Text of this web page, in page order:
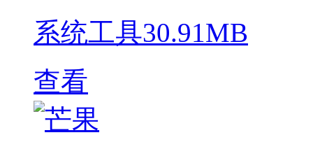
系统工具30.91MB
查看